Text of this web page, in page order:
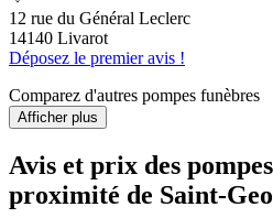
12 rue du Général Leclerc
14140 Livarot
Déposez le premier avis !
Comparez d'autres pompes funèbres
Afficher plus
Avis et prix des
proximité de Saint-